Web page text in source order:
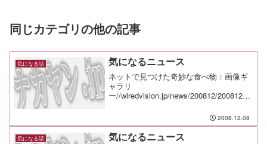
同じカテゴリの他の記事
気になる話 気になるニュース
ネットで見つけた奇妙な食べ物：画像ギ
ャラリ
ー//wiredvision.jp/news/200812/20081205
の海底ケーブルの中枢は山梨にあっ
た//journal.mycom.co.jp...
2008.12.08
気になる話 気になるニュース